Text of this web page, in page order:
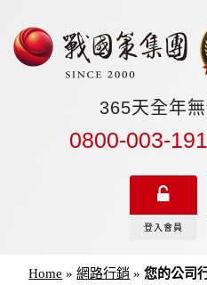
365天全年
0800-003-191
登入會員
Home »網路行銷 »您的公司